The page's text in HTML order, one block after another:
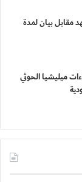
مقابل بيان لمدة
ميليشيا الحوثي